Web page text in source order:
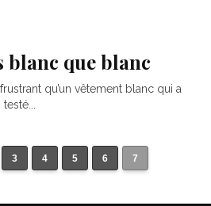
blanc que blanc
qu’un vêtement blanc qui a
3 4 5 6 7